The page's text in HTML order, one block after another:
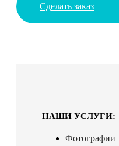
Сделать заказ
НАШИ УСЛУГИ:
Фотографии